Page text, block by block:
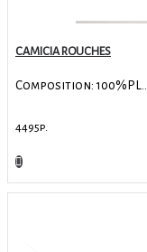
CAMICIA ROUCHES
Composition: 100%PL..
4495р.